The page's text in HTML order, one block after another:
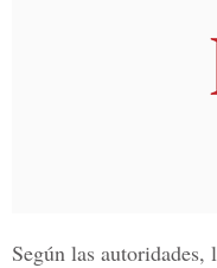
Según las autoridades,